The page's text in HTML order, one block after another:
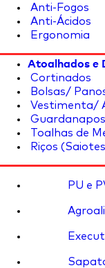
Anti-Fogos
Anti-Ácidos
Ergonomia
Atoalhados e
Cortinados
Bolsas/
Vestimenta/
Guardanapos
Toalhas de
Riços
PU e